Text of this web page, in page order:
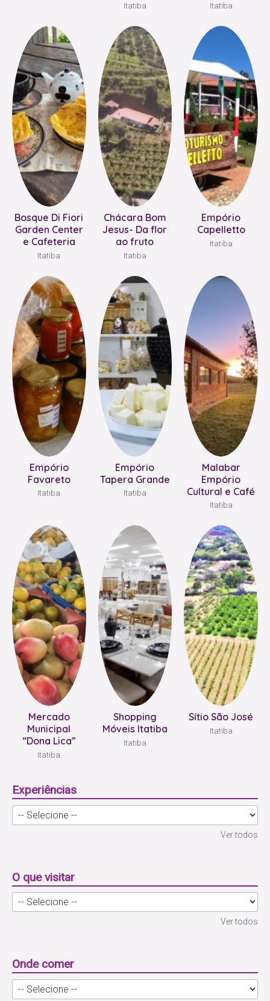
Itatiba Itatiba
Bosque Di Fiori
Garden Center
e Cafeteria
Itatiba
Chácara Bom
Jesus- Da flor
ao fruto
Itatiba
Empório
Capelletto
Itatiba
Empório
Favareto
Itatiba
Empório
Tapera Grande
Itatiba
Malabar
Empório
Cultural e Café
Itatiba
Mercado
Municipal
“Dona Lica”
Itatiba
Shopping
Móveis Itatiba
Itatiba
Sítio São José
Itatiba
Experiências
Ver todos
O que visitar
Ver todos
Onde comer